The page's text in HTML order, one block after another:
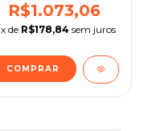
R$1.073,06
x de R$178,84 sem juros
COMPRAR